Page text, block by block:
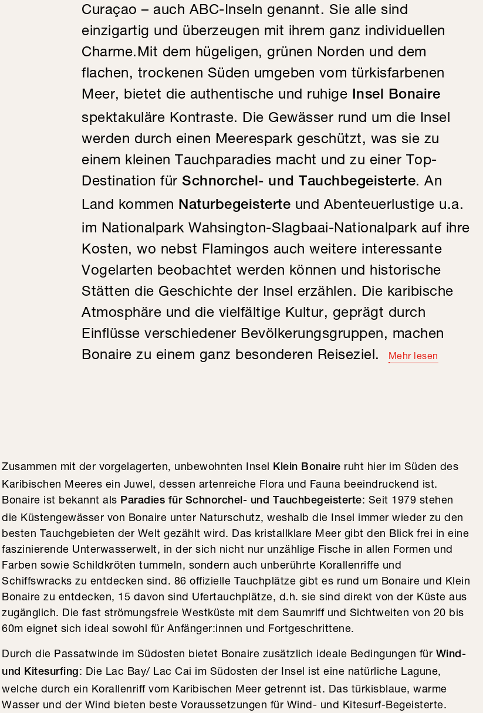
Curaçao – auch ABC-Inseln genannt. Sie alle sind
einzigartig und überzeugen mit ihrem ganz individuellen
Charme.Mit dem hügeligen, grünen Norden und dem
flachen, trockenen Süden umgeben vom türkisfarbenen
Meer, bietet die authentische und ruhige Insel Bonaire
spektakuläre Kontraste. Die Gewässer rund um die Insel
werden durch einen Meerespark geschützt, was sie zu
einem kleinen Tauchparadies macht und zu einer Top-
Destination für Schnorchel- und Tauchbegeisterte. An
Land kommen Naturbegeisterte und Abenteuerlustige u.a.
im Nationalpark Wahsington-Slagbaai-Nationalpark auf ihre
Kosten, wo nebst Flamingos auch weitere interessante
Vogelarten beobachtet werden können und historische
Stätten die Geschichte der Insel erzählen. Die karibische
Atmosphäre und die vielfältige Kultur, geprägt durch
Einflüsse verschiedener Bevölkerungsgruppen, machen
Bonaire zu einem ganz besonderen Reiseziel.
Mehr lesen
Zusammen mit der vorgelagerten, unbewohnten Insel Klein Bonaire ruht hier im Süden des
Karibischen Meeres ein Juwel, dessen artenreiche Flora und Fauna beeindruckend ist.
Bonaire ist bekannt als Paradies für Schnorchel- und Tauchbegeisterte: Seit 1979 stehen
die Küstengewässer von Bonaire unter Naturschutz, weshalb die Insel immer wieder zu den
besten Tauchgebieten der Welt gezählt wird. Das kristallklare Meer gibt den Blick frei in eine
faszinierende Unterwasserwelt, in der sich nicht nur unzählige Fische in allen Formen und
Farben sowie Schildkröten tummeln, sondern auch unberührte Korallenriffe und
Schiffswracks zu entdecken sind. 86 offizielle Tauchplätze gibt es rund um Bonaire und Klein
Bonaire zu entdecken, 15 davon sind Ufertauchplätze, d.h. sie sind direkt von der Küste aus
zugänglich. Die fast strömungsfreie Westküste mit dem Saumriff und Sichtweiten von 20 bis
60m eignet sich ideal sowohl für Anfänger:innen und Fortgeschrittene.
Durch die Passatwinde im Südosten bietet Bonaire zusätzlich ideale Bedingungen für Wind-
und Kitesurfing: Die Lac Bay/ Lac Cai im Südosten der Insel ist eine natürliche Lagune,
welche durch ein Korallenriff vom Karibischen Meer getrennt ist. Das türkisblaue, warme
Wasser und der Wind bieten beste Voraussetzungen für Wind- und Kitesurf-Begeisterte.